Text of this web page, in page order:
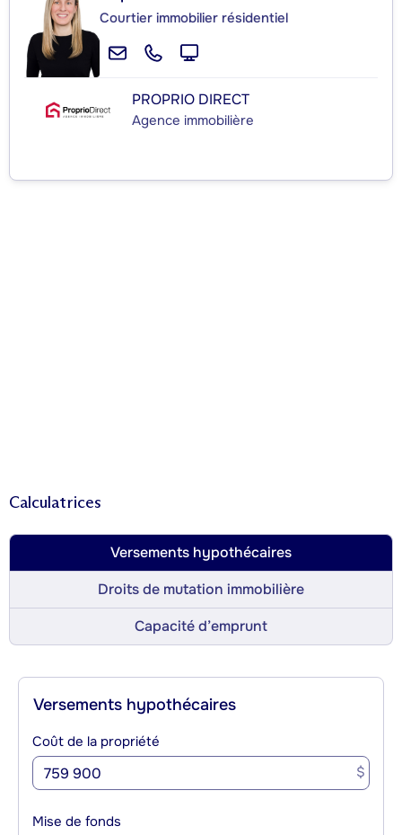
Courtier immobilier résidentiel
PROPRIO DIRECT
Agence immobilière
Calculatrices
Versements hypothécaires
Droits de mutation immobilière
Capacité d’emprunt
Versements hypothécaires
Coût de la propriété
$
Mise de fonds